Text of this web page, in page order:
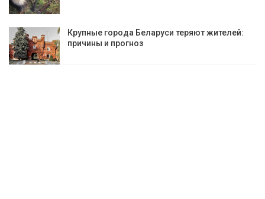
Крупные города Беларуси теряют жителей:
причины и прогноз